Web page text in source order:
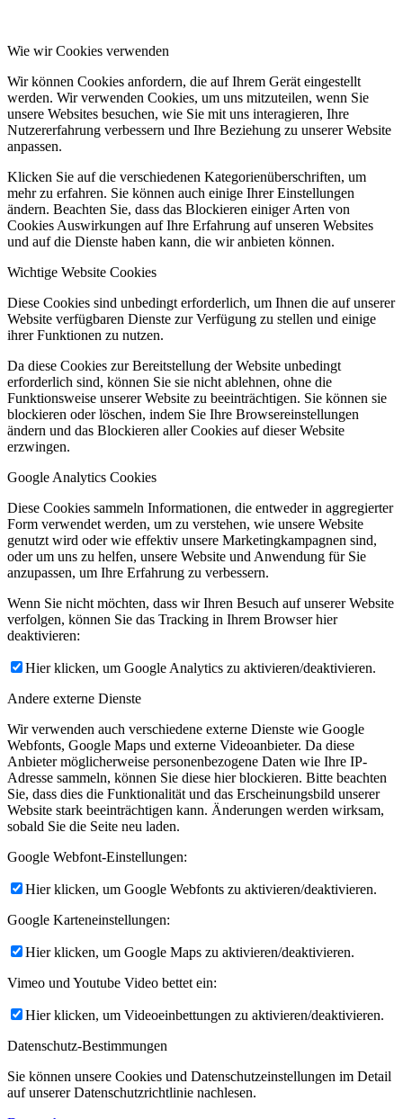
Wie wir Cookies verwenden
Wir können Cookies anfordern, die auf Ihrem Gerät eingestellt
werden. Wir verwenden Cookies, um uns mitzuteilen, wenn Sie
unsere Websites besuchen, wie Sie mit uns interagieren, Ihre
Nutzererfahrung verbessern und Ihre Beziehung zu unserer Website
anpassen.
Klicken Sie auf die verschiedenen Kategorienüberschriften, um
mehr zu erfahren. Sie können auch einige Ihrer Einstellungen
ändern. Beachten Sie, dass das Blockieren einiger Arten von
Cookies Auswirkungen auf Ihre Erfahrung auf unseren Websites
und auf die Dienste haben kann, die wir anbieten können.
Wichtige Website Cookies
Diese Cookies sind unbedingt erforderlich, um Ihnen die auf unserer
Website verfügbaren Dienste zur Verfügung zu stellen und einige
ihrer Funktionen zu nutzen.
Da diese Cookies zur Bereitstellung der Website unbedingt
erforderlich sind, können Sie sie nicht ablehnen, ohne die
Funktionsweise unserer Website zu beeinträchtigen. Sie können sie
blockieren oder löschen, indem Sie Ihre Browsereinstellungen
ändern und das Blockieren aller Cookies auf dieser Website
erzwingen.
Google Analytics Cookies
Diese Cookies sammeln Informationen, die entweder in aggregierter
Form verwendet werden, um zu verstehen, wie unsere Website
genutzt wird oder wie effektiv unsere Marketingkampagnen sind,
oder um uns zu helfen, unsere Website und Anwendung für Sie
anzupassen, um Ihre Erfahrung zu verbessern.
Wenn Sie nicht möchten, dass wir Ihren Besuch auf unserer Website
verfolgen, können Sie das Tracking in Ihrem Browser hier
deaktivieren:
Hier klicken, um Google Analytics zu aktivieren/deaktivieren.
Andere externe Dienste
Wir verwenden auch verschiedene externe Dienste wie Google
Webfonts, Google Maps und externe Videoanbieter. Da diese
Anbieter möglicherweise personenbezogene Daten wie Ihre IP-
Adresse sammeln, können Sie diese hier blockieren. Bitte beachten
Sie, dass dies die Funktionalität und das Erscheinungsbild unserer
Website stark beeinträchtigen kann. Änderungen werden wirksam,
sobald Sie die Seite neu laden.
Google Webfont-Einstellungen:
Hier klicken, um Google Webfonts zu aktivieren/deaktivieren.
Google Karteneinstellungen:
Hier klicken, um Google Maps zu aktivieren/deaktivieren.
Vimeo und Youtube Video bettet ein:
Hier klicken, um Videoeinbettungen zu aktivieren/deaktivieren.
Datenschutz-Bestimmungen
Sie können unsere Cookies und Datenschutzeinstellungen im Detail
auf unserer Datenschutzrichtlinie nachlesen.